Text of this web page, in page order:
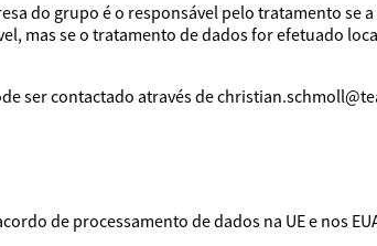
do grupo é o responsável pelo tratamento se
mas se o tratamento de dados for efetuado
ser contactado através de
de processamento de dados na UE e nos